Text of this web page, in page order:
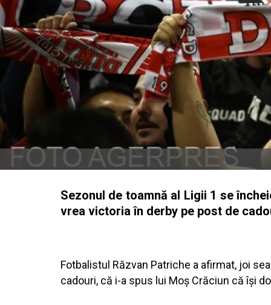
Sezonul de toamnă al Ligii 1 se
vrea victoria în derby pe post de
Fotbalistul Răzvan Patriche a afirmat, joi
cadouri, că i-a spus lui Moş Crăciun că îşi